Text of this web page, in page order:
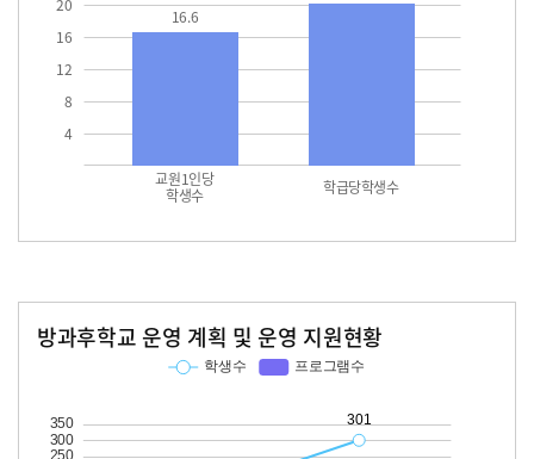
4
8
12
16
20
교원1인당
학생수 학급당학생수
16.6
방과후학교 운영 계획 및 운영 지원현황